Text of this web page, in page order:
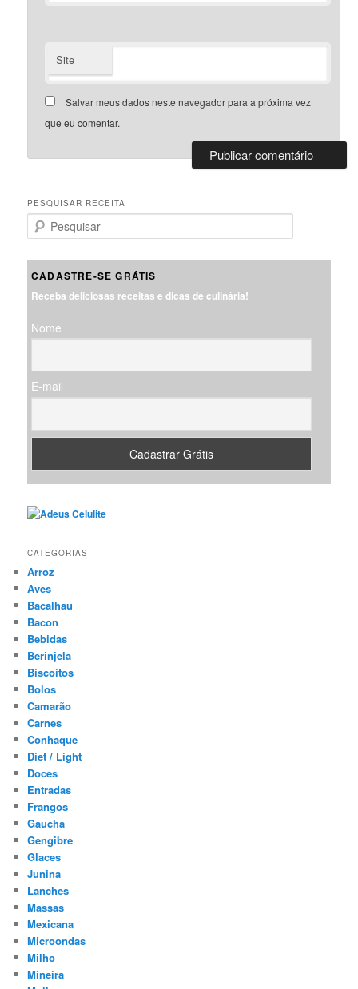
Site
Salvar meus dados neste navegador para a próxima vez
que eu comentar.
PESQUISAR RECEITA
e
u
a
CADASTRE-SE GRÁTIS
Receba deliciosas receitas e dicas de culinária!
Nome
E-mail
CATEGORIAS
Arroz
Aves
Bacalhau
Bacon
Bebidas
Berinjela
Biscoitos
Bolos
Camarão
Carnes
Conhaque
Diet / Light
Doces
Entradas
Frangos
Gaucha
Gengibre
Glaces
Junina
Lanches
Massas
Mexicana
Microondas
Milho
Mineira